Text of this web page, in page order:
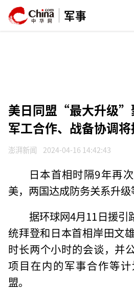
军事
美日同盟“最大升级”
军工合作、战备协调
澎湃新闻 2024-04-16 14:42:43
日本首相时隔9年再
美，两国达成防务关系升级
据环球网4月11日援引
统拜登和日本首相岸田文
时长两个小时的会谈，并
项目在内的军事合作等
盟。